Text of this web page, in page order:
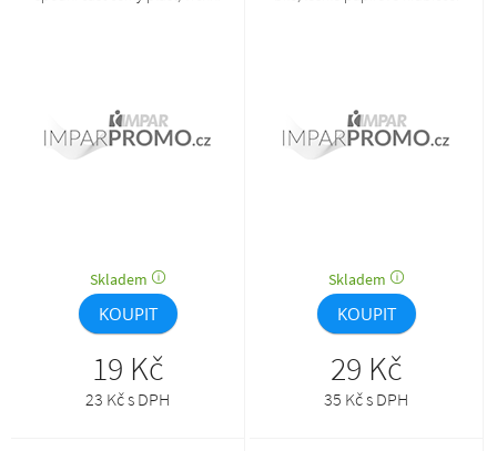
Skladem
KOUPIT
19 Kč
23 Kč s DPH
Skladem
KOUPIT
29 Kč
35 Kč s DPH